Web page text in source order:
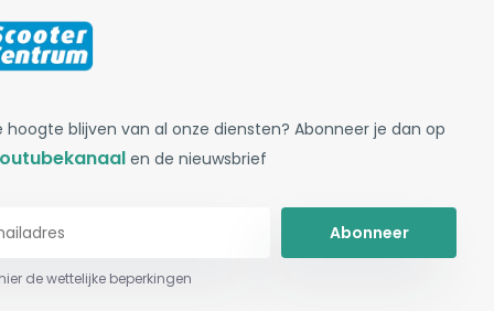
hoogte blijven van al onze diensten? Abonneer je dan op
en de nieuwsbrief
Abonneer
de wettelijke beperkingen